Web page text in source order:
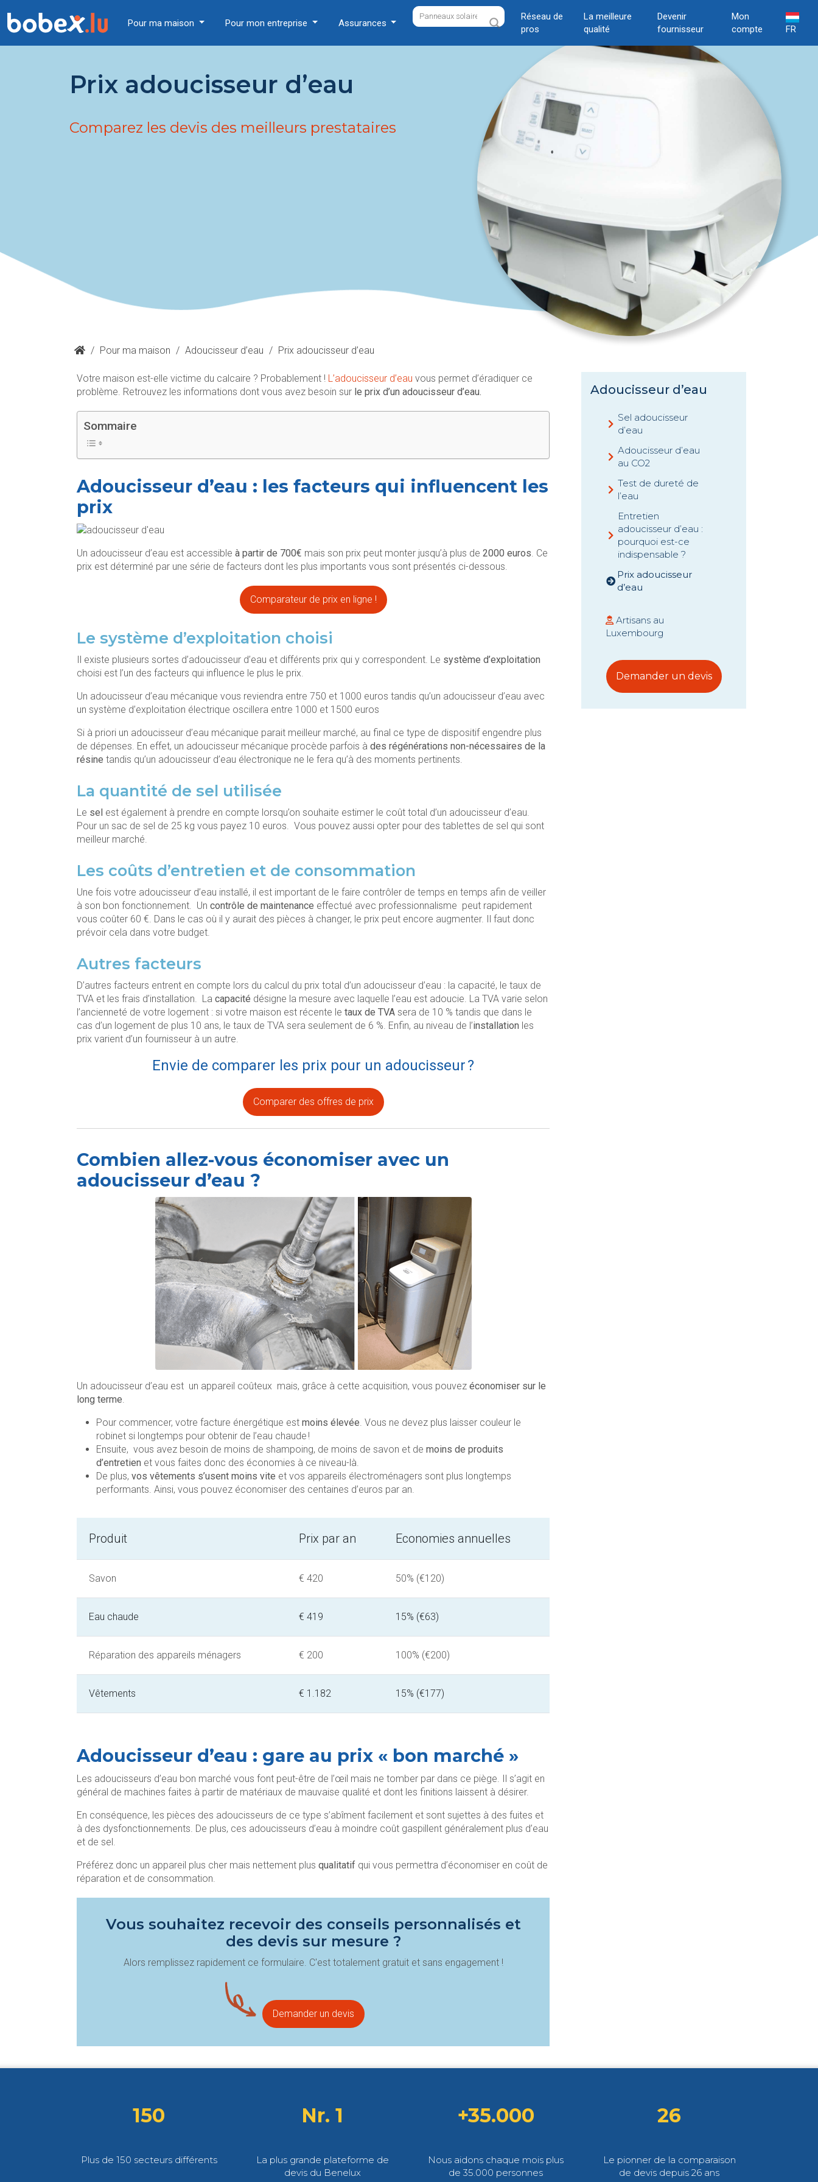
Pour ma maison Pour mon entreprise Assurances
Réseau de
pros
La meilleure
qualité
Devenir
fournisseur
Mon
compte
FR
Prix adoucisseur d’eau
Comparez les devis des meilleurs prestataires
/ Pour ma maison / Adoucisseur d’eau / Prix adoucisseur d’eau
Votre maison est-elle victime du calcaire ? Probablement ! L’adoucisseur d’eau vous permet d’éradiquer ce
problème. Retrouvez les informations dont vous avez besoin sur le prix d’un adoucisseur d’eau.
Sommaire
Adoucisseur d’eau : les facteurs qui influencent les
prix
Un adoucisseur d’eau est accessible à partir de 700€ mais son prix peut monter jusqu’à plus de 2000 euros. Ce
prix est déterminé par une série de facteurs dont les plus importants vous sont présentés ci-dessous.
Comparateur de prix en ligne !
Le système d’exploitation choisi
Il existe plusieurs sortes d’adoucisseur d’eau et différents prix qui y correspondent. Le système d’exploitation
choisi est l’un des facteurs qui influence le plus le prix.
Un adoucisseur d’eau mécanique vous reviendra entre 750 et 1000 euros tandis qu’un adoucisseur d’eau avec
un système d’exploitation électrique oscillera entre 1000 et 1500 euros
Si à priori un adoucisseur d’eau mécanique parait meilleur marché, au final ce type de dispositif engendre plus
de dépenses. En effet, un adoucisseur mécanique procède parfois à des régénérations non-nécessaires de la
résine tandis qu’un adoucisseur d’eau électronique ne le fera qu’à des moments pertinents.
La quantité de sel utilisée
Le sel est également à prendre en compte lorsqu’on souhaite estimer le coût total d’un adoucisseur d’eau.
Pour un sac de sel de 25 kg vous payez 10 euros. Vous pouvez aussi opter pour des tablettes de sel qui sont
meilleur marché.
Les coûts d’entretien et de consommation
Une fois votre adoucisseur d’eau installé, il est important de le faire contrôler de temps en temps afin de veiller
à son bon fonctionnement. Un contrôle de maintenance effectué avec professionnalisme peut rapidement
vous coûter 60 €. Dans le cas où il y aurait des pièces à changer, le prix peut encore augmenter. Il faut donc
prévoir cela dans votre budget.
Autres facteurs
D’autres facteurs entrent en compte lors du calcul du prix total d’un adoucisseur d’eau : la capacité, le taux de
TVA et les frais d’installation. La capacité désigne la mesure avec laquelle l’eau est adoucie. La TVA varie selon
l’ancienneté de votre logement : si votre maison est récente le taux de TVA sera de 10 % tandis que dans le
cas d’un logement de plus 10 ans, le taux de TVA sera seulement de 6 %. Enfin, au niveau de l’installation les
prix varient d’un fournisseur à un autre.
Envie de comparer les prix pour un adoucisseur ?
Comparer des offres de prix
Combien allez-vous économiser avec un
adoucisseur d’eau ?
Un adoucisseur d’eau est un appareil coûteux mais, grâce à cette acquisition, vous pouvez économiser sur le
long terme.
Pour commencer, votre facture énergétique est moins élevée. Vous ne devez plus laisser couleur le
robinet si longtemps pour obtenir de l’eau chaude !
Ensuite, vous avez besoin de moins de shampoing, de moins de savon et de moins de produits
d’entretien et vous faites donc des économies à ce niveau-là.
De plus, vos vêtements s’usent moins vite et vos appareils électroménagers sont plus longtemps
performants. Ainsi, vous pouvez économiser des centaines d’euros par an.
Produit Prix par an Economies annuelles
Savon € 420 50% (€120)
Eau chaude € 419 15% (€63)
Réparation des appareils ménagers € 200 100% (€200)
Vêtements € 1.182 15% (€177)
Adoucisseur d’eau : gare au prix « bon marché »
Les adoucisseurs d’eau bon marché vous font peut-être de l’œil mais ne tomber par dans ce piège. Il s’agit en
général de machines faites à partir de matériaux de mauvaise qualité et dont les finitions laissent à désirer.
En conséquence, les pièces des adoucisseurs de ce type s’abîment facilement et sont sujettes à des fuites et
à des dysfonctionnements. De plus, ces adoucisseurs d’eau à moindre coût gaspillent généralement plus d’eau
et de sel.
Préférez donc un appareil plus cher mais nettement plus qualitatif qui vous permettra d’économiser en coût de
réparation et de consommation.
Vous souhaitez recevoir des conseils personnalisés et
des devis sur mesure ?
Alors remplissez rapidement ce formulaire. C'est totalement gratuit et sans engagement !
Demander un devis
Adoucisseur d’eau
Sel adoucisseur
d’eau
Adoucisseur d’eau
au CO2
Test de dureté de
l’eau
Entretien
adoucisseur d’eau :
pourquoi est-ce
indispensable ?
Prix adoucisseur
d’eau
Artisans au
Luxembourg
Demander un devis
150
Plus de 150 secteurs différents
Nr. 1
La plus grande plateforme de
devis du Benelux
+35.000
Nous aidons chaque mois plus
de 35.000 personnes
26
Le pionner de la comparaison
de devis depuis 26 ans